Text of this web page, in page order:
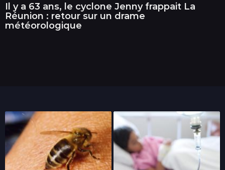
Il y a 63 ans, le cyclone Jenny frappait La
Réunion : retour sur un drame
météorologique